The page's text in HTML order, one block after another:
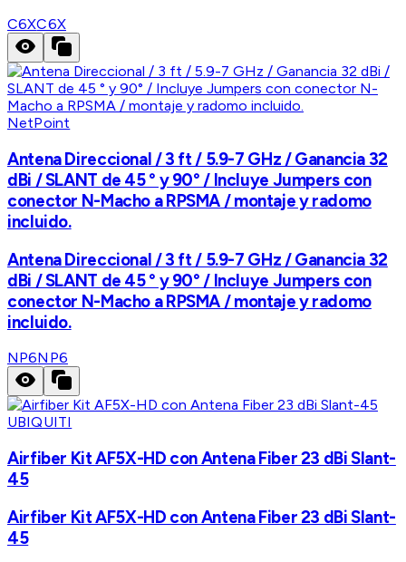
C6XC6X
NetPoint
Antena Direccional / 3 ft / 5.9-7 GHz / Ganancia 32
dBi / SLANT de 45 ° y 90° / Incluye Jumpers con
conector N-Macho a RPSMA / montaje y radomo
incluido.
Antena Direccional / 3 ft / 5.9-7 GHz / Ganancia 32
dBi / SLANT de 45 ° y 90° / Incluye Jumpers con
conector N-Macho a RPSMA / montaje y radomo
incluido.
NP6NP6
UBIQUITI
Airfiber Kit AF5X-HD con Antena Fiber 23 dBi Slant-
45
Airfiber Kit AF5X-HD con Antena Fiber 23 dBi Slant-
45